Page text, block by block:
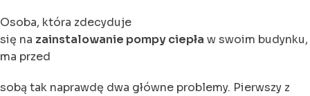
Osoba, która zdecyduje
się na zainstalowanie pompy ciepła w swoim budynku,
ma przed
sobą tak naprawdę dwa główne problemy. Pierwszy z